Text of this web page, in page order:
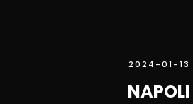
2024-01-13
NAPOLI